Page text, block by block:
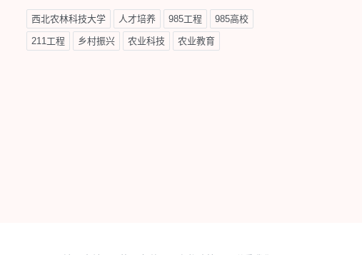
西北农林科技大学 人才培养 985工程 985高校
211工程 乡村振兴 农业科技 农业教育